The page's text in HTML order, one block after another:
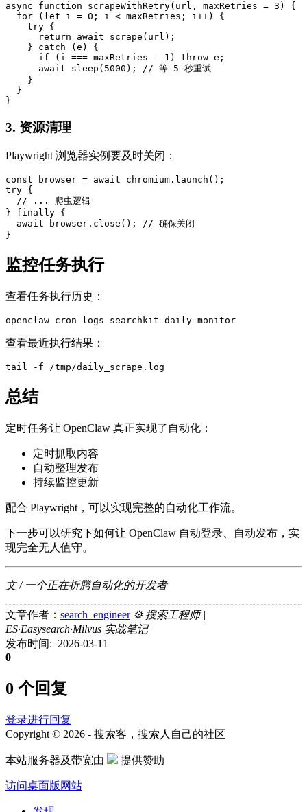
async function scrapeWithRetry(url, maxRetries = 3) {
  for (let i = 0; i < maxRetries; i++) {
    try {
      return await scrape(url);
    } catch (e) {
      if (i === maxRetries - 1) throw e;
      await sleep(5000); // 等 5 秒重试
    }
  }
}
3. 资源清理
Playwright 浏览器实例要及时关闭：
const browser = await chromium.launch();
try {
  // ... 爬虫逻辑
} finally {
  await browser.close(); // 确保关闭
}
监控任务执行
查看任务执行历史：
openclaw cron logs searchkit-daily-monitor
查看最近执行结果：
tail -f /tmp/daily_scrape.log
总结
定时任务让 OpenClaw 真正实现了自动化：
定时抓取内容
自动整理发布
持续监控更新
配合 Playwright，可以实现完整的自动化工作流。
下一步可以研究下如何让 OpenClaw 自动登录、自动发布，实
现完全无人值守。
文 / 一个正在折腾自动化的开发者
文章作者： search_engineer ⚙️ 搜索工程师 |
ES·Easysearch·Milvus 实战笔记
发布时间: 2026-03-11
0
0 个回复
登录进行回复
Copyright © 2026 - 搜索客，搜索人自己的社区
本站服务器及带宽由 提供赞助
访问桌面版网站